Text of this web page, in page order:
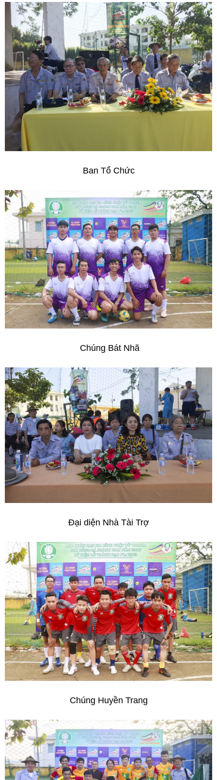
Ban Tổ Chức
Chúng Bát Nhã
Đại diện Nhà Tài Trợ
Chúng Huyền Trang